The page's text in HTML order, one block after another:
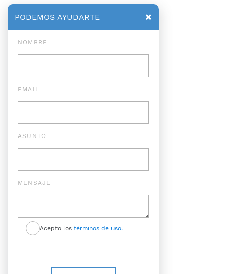
PODEMOS AYUDARTE
NOMBRE
EMAIL
ASUNTO
MENSAJE
Acepto los términos de uso.